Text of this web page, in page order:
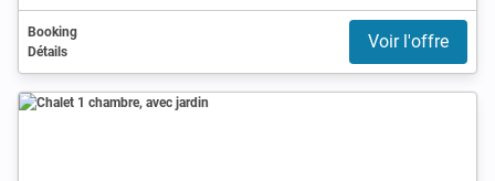
Booking
Détails
Voir l'offre